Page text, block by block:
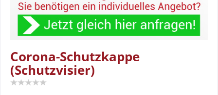
Corona-Schutzkappe
(Schutzvisier)